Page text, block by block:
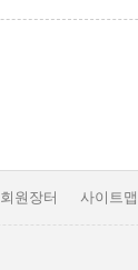
회원장터 사이트맵